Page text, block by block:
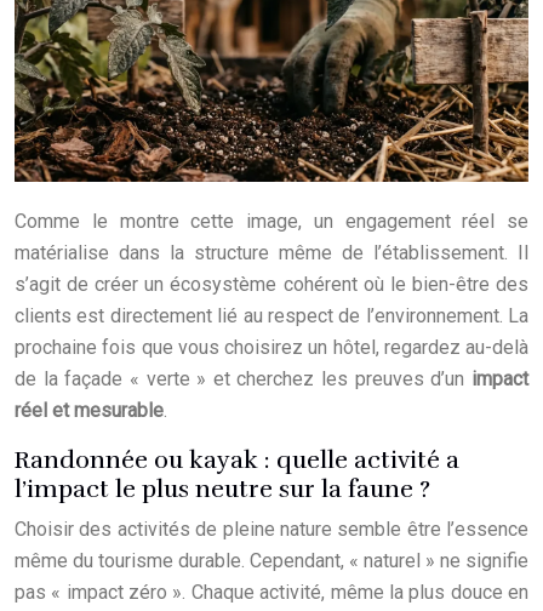
Comme le montre cette image, un engagement réel se
matérialise dans la structure même de l’établissement. Il
s’agit de créer un écosystème cohérent où le bien-être des
clients est directement lié au respect de l’environnement. La
prochaine fois que vous choisirez un hôtel, regardez au-delà
de la façade « verte » et cherchez les preuves d’un impact
réel et mesurable.
Randonnée ou kayak : quelle activité a
l’impact le plus neutre sur la faune ?
Choisir des activités de pleine nature semble être l’essence
même du tourisme durable. Cependant, « naturel » ne signifie
pas « impact zéro ». Chaque activité, même la plus douce en